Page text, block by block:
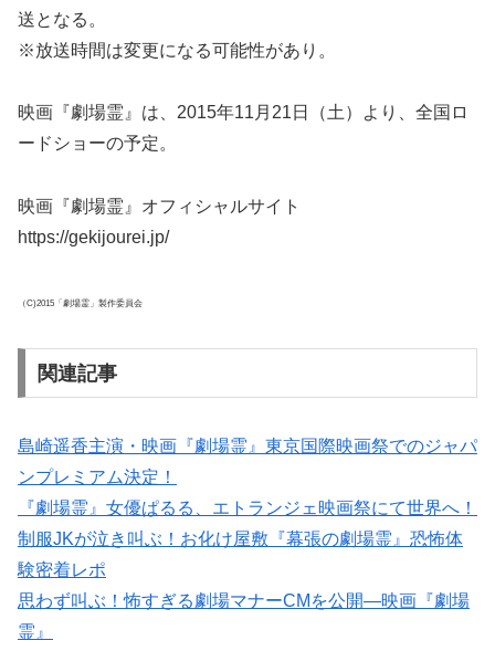
送となる。
※放送時間は変更になる可能性があり。
映画『劇場霊』は、2015年11月21日（土）より、全国ロ
ードショーの予定。
映画『劇場霊』オフィシャルサイト
https://gekijourei.jp/
（C)2015「劇場霊」製作委員会
関連記事
島崎遥香主演・映画『劇場霊』東京国際映画祭でのジャパ
ンプレミアム決定！
『劇場霊』女優ぱるる、エトランジェ映画祭にて世界へ！
制服JKが泣き叫ぶ！お化け屋敷『幕張の劇場霊』恐怖体
験密着レポ
思わず叫ぶ！怖すぎる劇場マナーCMを公開―映画『劇場
霊』